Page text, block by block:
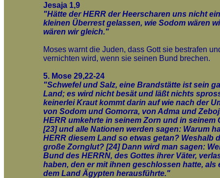
Jesaja 1,9
"Hätte der HERR der Heerscharen uns nicht
kleinen Überrest gelassen, wie Sodom wären
wären wir gleich."
Moses warnt die Juden, dass Gott sie bestrafen
vernichten wird, wenn sie seinen Bund brechen.
5. Mose 29,22-24
"Schwefel und Salz, eine Brandstätte ist sein
Land; es wird nicht besät und läßt nichts
keinerlei Kraut kommt darin auf wie nach der
von Sodom und Gomorra, von Adma und
HERR umkehrte in seinem Zorn und in seinem
[23] und alle Nationen werden sagen: Warum
HERR diesem Land so etwas getan? Weshalb
große Zornglut? [24] Dann wird man sagen:
Bund des HERRN, des Gottes ihrer Väter,
haben, den er mit ihnen geschlossen hatte, als
dem Land Ägypten herausführte."